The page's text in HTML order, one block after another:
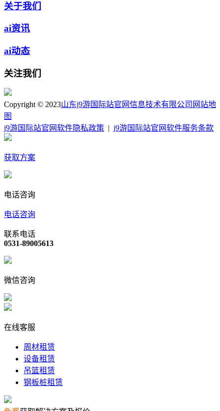
关于我们
ai资讯
ai动态
关注我们
Copyright © 2023山东j9游国际站官网信息技术有限公司 网站地
图
j9游国际站官网软件隐私政策
j9游国际站官网软件服务条款
获取方案
电话咨询
电话咨询
联系电话
0531-89005613
微信咨询
在线客服
周材租赁
设备租赁
吊篮租赁
钢板桩租赁